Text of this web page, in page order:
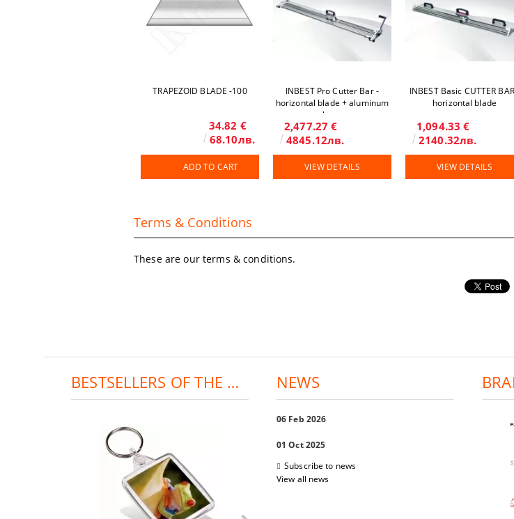
TRAPEZOID BLADE -100
34.82 €
68.10лв.
ADD TO CART
INBEST Pro Cutter Bar -
horizontal blade + aluminum
base
2,477.27 €
4845.12лв.
VIEW DETAILS
INBEST Basic CUTTER
horizontal blade
1,094.33 €
2140.32лв.
VIEW DETAILS
Terms & Conditions
These are our terms & conditions.
BESTSELLERS OF THE DAY: NEWS
06 Feb 2026
01 Oct 2025
Subscribe to news
View all news